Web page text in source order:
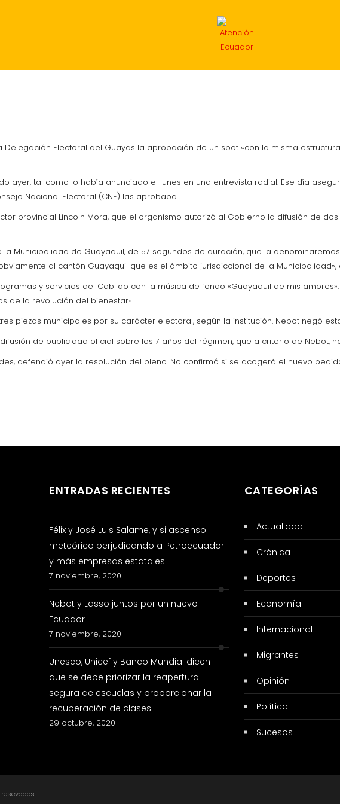
Delegación Electoral del Guayas la aprobación de un spot «con la misma
ayer, tal como lo había anunciado el lunes en una entrevista radial. Ese día
Nacional Electoral (CNE) las aprobaba.
provincial Lincoln Mora, que el organismo autorizó al Gobierno la difusión de
la Municipalidad de Guayaquil, de 57 segundos de duración, que la
al cantón Guayaquil que es el ámbito jurisdiccional de la Municipalidad»,
y servicios del Cabildo con la música de fondo «Guayaquil de mis
de la revolución del bienestar».
piezas municipales por su carácter electoral, según la institución. Nebot negó
de publicidad oficial sobre los 7 años del régimen, que a criterio de Nebot,
defendió ayer la resolución del pleno. No confirmó si se acogerá el nuevo
ENTRADAS RECIENTES
Félix y José Luis Salame, y si ascenso
meteórico perjudicando a Petroecuador
y más empresas estatales
7 noviembre, 2020
Nebot y Lasso juntos por un nuevo
Ecuador
7 noviembre, 2020
Unesco, Unicef y Banco Mundial dicen
que se debe priorizar la reapertura
segura de escuelas y proporcionar la
recuperación de clases
29 octubre, 2020
CATEGORÍAS
Actualidad
Crónica
Deportes
Economía
Internacional
Migrantes
Opinión
Política
Sucesos